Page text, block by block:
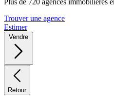
Trouver une agence
Estimer
Vendre
Retour